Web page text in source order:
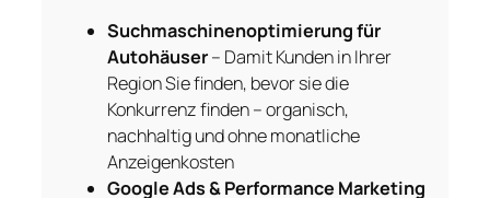
Suchmaschinenoptimierung für
Autohäuser– Damit Kunden in Ihrer
Region Sie finden, bevor sie die
Konkurrenz finden – organisch,
nachhaltig und ohne monatliche
Anzeigenkosten
Google Ads & Performance Marketing